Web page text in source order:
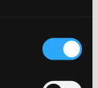
Polityka